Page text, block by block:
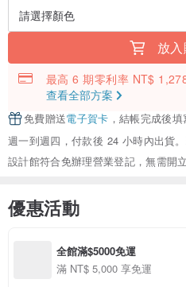
放
最高 6 期零利率 NT$
查看全部方案
免費贈送電子賀卡 ，結帳完成後填
週一到週四，付款後 24 小時內出貨
設計館符合免辦理營業登記，無需開
優惠活動
全館滿$5000免運
滿 NT$ 5,000 享免運